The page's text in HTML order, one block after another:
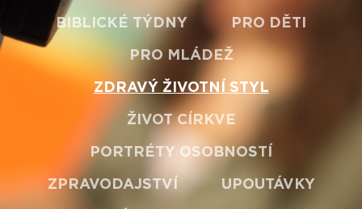
BIBLICKÉ TÝDNY PRO DĚTI
PRO MLÁDEŽ
ZDRAVÝ ŽIVOTNÍ STYL
ŽIVOT CÍRKVE
PORTRÉTY OSOBNOSTÍ
ZPRAVODAJSTVÍ UPOUTÁVKY